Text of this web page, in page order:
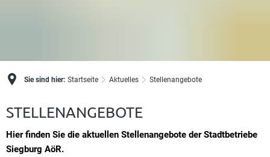
Sie sind hier: Startseite Aktuelles Stellenangebote
Stellenangebote
STELLENANGEBOTE
Hier finden Sie die aktuellen Stellenangebote der Stadtbetriebe
Siegburg AöR.